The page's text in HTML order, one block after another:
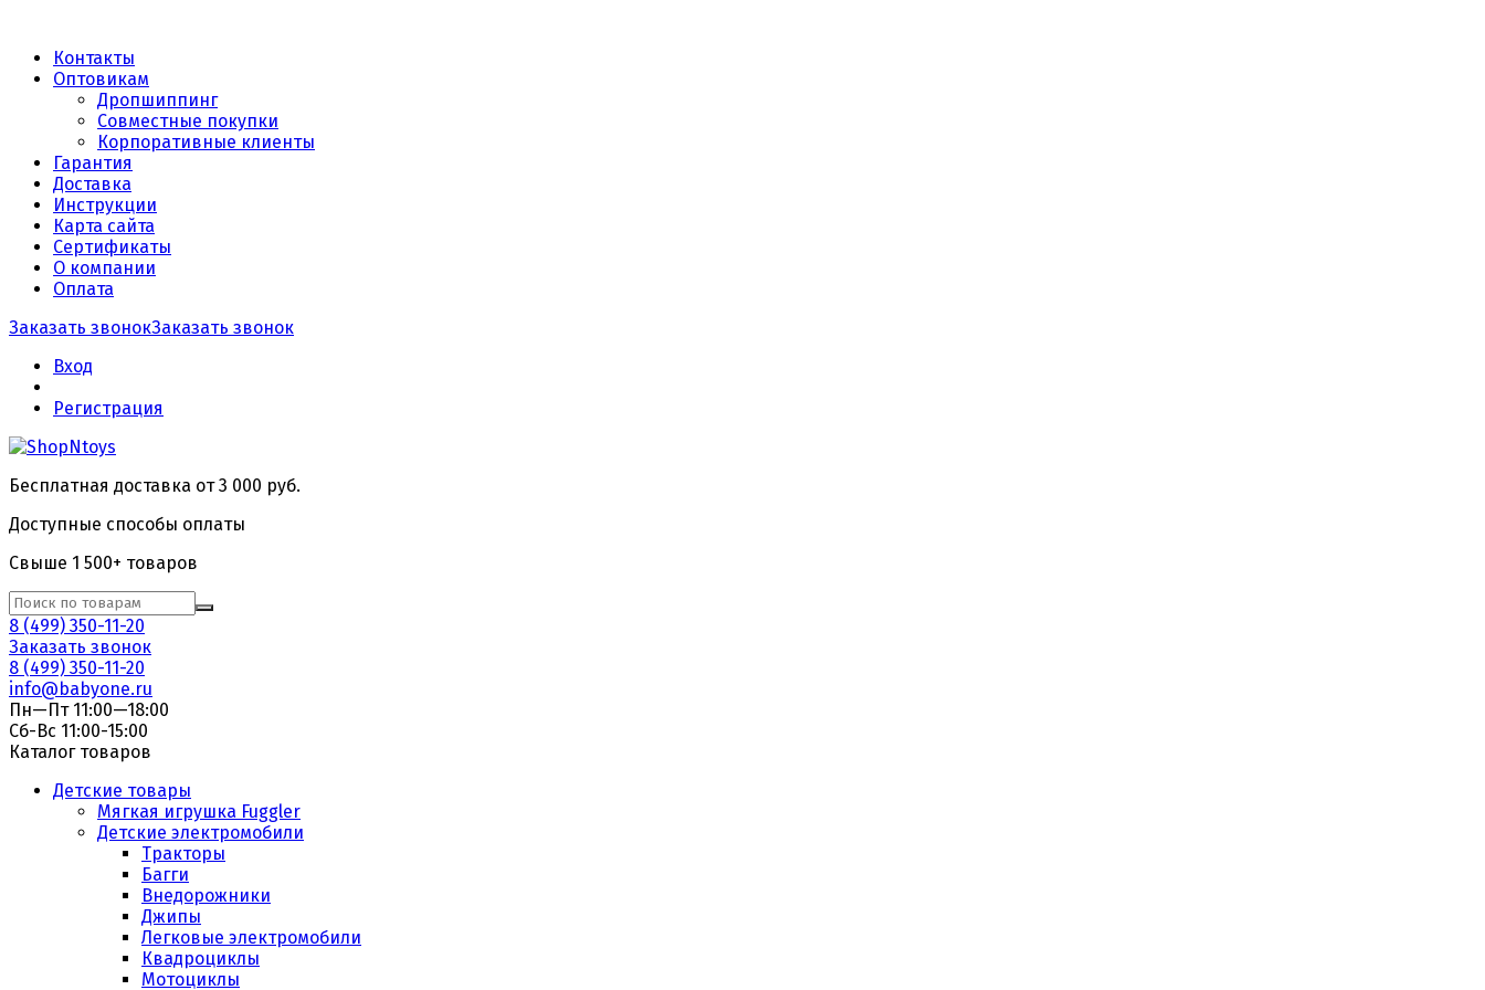
Контакты
Оптовикам
Дропшиппинг
Совместные покупки
Корпоративные клиенты
Гарантия
Доставка
Инструкции
Карта сайта
Сертификаты
О компании
Оплата
Заказать звонокЗаказать звонок
Вход
Регистрация
Бесплатная доставка от 3 000 руб.
Доступные способы оплаты
Свыше 1 500+ товаров
8 (499) 350-11-20
Заказать звонок
8 (499) 350-11-20
info@babyone.ru
Пн—Пт 11:00—18:00
Сб-Вс 11:00-15:00
Каталог товаров
Детские товары
Мягкая игрушка Fuggler
Детские электромобили
Тракторы
Багги
Внедорожники
Джипы
Легковые электромобили
Квадроциклы
Мотоциклы